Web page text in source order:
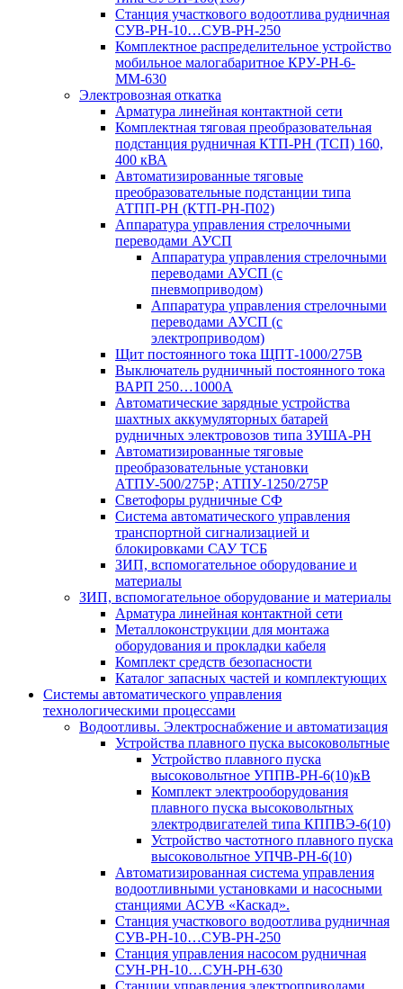
Станция участкового водоотлива рудничная
СУВ-РН-10…СУВ-РН-250
Комплектное распределительное устройство
мобильное малогабаритное КРУ-РН-6-
ММ-630
Электровозная откатка
Арматура линейная контактной сети
Комплектная тяговая преобразовательная
подстанция рудничная КТП-РН (ТСП) 160,
400 кВА
Автоматизированные тяговые
преобразовательные подстанции типа
АТПП-РН (КТП-РН-П02)
Аппаратура управления стрелочными
переводами АУСП
Аппаратура управления стрелочными
переводами АУСП (с
пневмоприводом)
Аппаратура управления стрелочными
переводами АУСП (с
электроприводом)
Щит постоянного тока ЩПТ-1000/275В
Выключатель рудничный постоянного тока
ВАРП 250…1000А
Автоматические зарядные устройства
шахтных аккумуляторных батарей
рудничных электровозов типа ЗУША-РН
Автоматизированные тяговые
преобразовательные установки
АТПУ-500/275Р; АТПУ-1250/275Р
Светофоры рудничные СФ
Система автоматического управления
транспортной сигнализацией и
блокировками САУ ТСБ
ЗИП, вспомогательное оборудование и
материалы
ЗИП, вспомогательное оборудование и материалы
Арматура линейная контактной сети
Металлоконструкции для монтажа
оборудования и прокладки кабеля
Комплект средств безопасности
Каталог запасных частей и комплектующих
Системы автоматического управления
технологическими процессами
Водоотливы. Электроснабжение и автоматизация
Устройства плавного пуска высоковольтные
Устройство плавного пуска
высоковольтное УППВ-РН-6(10)кВ
Комплект электрооборудования
плавного пуска высоковольтных
электродвигателей типа КППВЭ-6(10)
Устройство частотного плавного пуска
высоковольтное УПЧВ-РН-6(10)
Автоматизированная система управления
водоотливными установками и насосными
станциями АСУВ «Каскад».
Станция участкового водоотлива рудничная
СУВ-РН-10…СУВ-РН-250
Станция управления насосом рудничная
СУН-РН-10…СУН-РН-630
Станции управления электроприводами